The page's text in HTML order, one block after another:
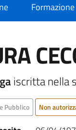
Formazione
iscritta nella
Pubblico Non